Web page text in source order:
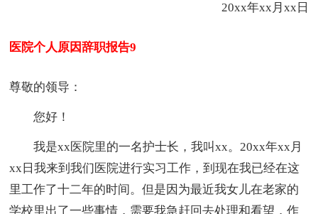
20xx年xx月xx日
医院个人原因辞职报告9
尊敬的领导：
您好！
我是xx医院里的一名护士长，我叫xx。20xx年xx月
xx日我来到我们医院进行实习工作，到现在我已经在这
里工作了十二年的时间。但是因为最近我女儿在老家的
学校里出了一些事情，需要我急赶回去处理和看望，作